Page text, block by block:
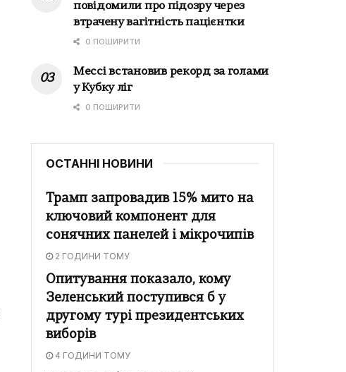
повідомили про підозру через
втрачену вагітність пацієнтки
0 ПОШИРИТИ
Мессі встановив рекорд за голами
у Кубку ліг
0 ПОШИРИТИ
ОСТАННІ НОВИНИ
Трамп запровадив 15% мито на
ключовий компонент для
сонячних панелей і мікрочипів
2 ГОДИНИ ТОМУ
Опитування показало, кому
Зеленський поступився б у
другому турі президентських
виборів
4 ГОДИНИ ТОМУ